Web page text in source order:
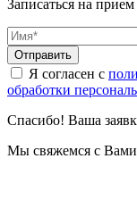
Записаться на прием
Отправить
Я согласен с
обработки
Спасибо! Ваша
Мы свяжемся с Вами